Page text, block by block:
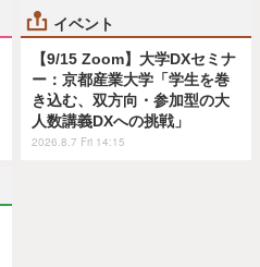
イベント
【9/15 Zoom】大学DXセミナ
ー：京都産業大学「学生を巻
き込む、双方向・参加型の大
人数講義DXへの挑戦」
2026.8.7 Fri 14:15